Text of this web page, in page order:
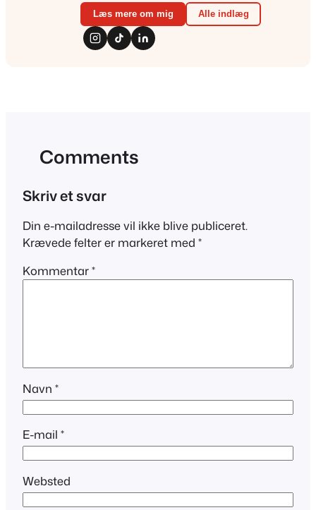
Læs mere om mig Alle indlæg
Comments
Skriv et svar
Din e-mailadresse vil ikke blive publiceret.
Krævede felter er markeret med *
Kommentar*
Navn *
E-mail *
Websted